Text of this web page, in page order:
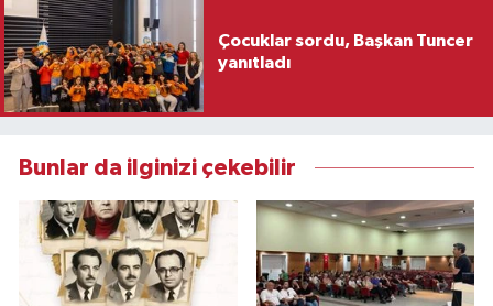
Çocuklar sordu, Başkan Tuncer
yanıtladı
Bunlar da ilginizi çekebilir